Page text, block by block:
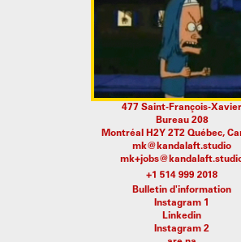
477 Saint-François-Xavier
Bureau 208
Montréal H2Y 2T2 Québec,
mk@kandalaft.studio
Bulletin d'information
Instagram 1
Linkedin
Instagram 2